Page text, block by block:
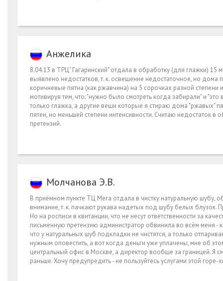
Анжелика
8.04.13 в ТРЦ" Гагаринский" отдала в обработку (для глажки)
выявлено недостатков, т. к. освещение недостаточное, но
коричневые пятна (как ржавчина) на 5 сорочках разной
мотивируя тем, что: "нужно было смотреть когда забирали" и
только глажка, а другие вещи которые я стираю дома "ржавых"
пятен, но меньшей степени интенсивности. Считаю недостаток
претензий.
Молчанова Э.В.
В приёмном пункте ТЦ Мега отдала в чистку натуральную шубу,
внимание, т. к. пачкают рукава надетых под шубу белых блузок.
Но на росписи в квитанции, что не несут ответственности за
письменную претензию администратор обвинила во всём меня
что у натуральных шуб подкладки не чистятся, а только
нужным оповестить, а вот когда деньги уже уплачены, мне об
центральный офис в Москве, а директор вообще за границей. Я
раньше. Хочу предупредить - не пользуйтесь услугами этой горе-